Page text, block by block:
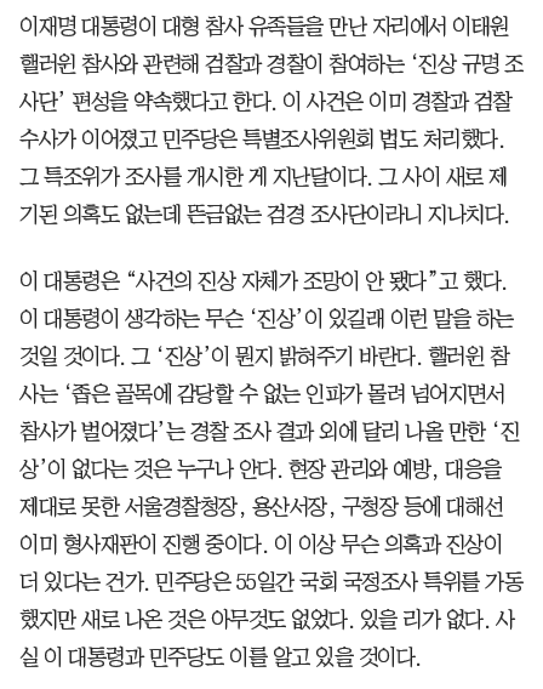
이재명 대통령이 대형 참사 유족들을 만난 자리에서 이태원
핼러윈 참사와 관련해 검찰과 경찰이 참여하는 ‘진상 규명 조
사단’ 편성을 약속했다고 한다. 이 사건은 이미 경찰과 검찰
수사가 이어졌고 민주당은 특별조사위원회 법도 처리했다.
그 특조위가 조사를 개시한 게 지난달이다. 그 사이 새로 제
기된 의혹도 없는데 뜬금없는 검경 조사단이라니 지나치다.
이 대통령은 “사건의 진상 자체가 조망이 안 됐다”고 했다.
이 대통령이 생각하는 무슨 ‘진상’이 있길래 이런 말을 하는
것일 것이다. 그 ‘진상’이 뭔지 밝혀주기 바란다. 핼러윈 참
사는 ‘좁은 골목에 감당할 수 없는 인파가 몰려 넘어지면서
참사가 벌어졌다’는 경찰 조사 결과 외에 달리 나올 만한 ‘진
상’이 없다는 것은 누구나 안다. 현장 관리와 예방, 대응을
제대로 못한 서울경찰청장, 용산서장, 구청장 등에 대해선
이미 형사재판이 진행 중이다. 이 이상 무슨 의혹과 진상이
더 있다는 건가. 민주당은 55일간 국회 국정조사 특위를 가동
했지만 새로 나온 것은 아무것도 없었다. 있을 리가 없다. 사
실 이 대통령과 민주당도 이를 알고 있을 것이다.